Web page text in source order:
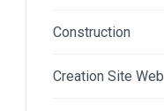
Construction
Creation Site Web